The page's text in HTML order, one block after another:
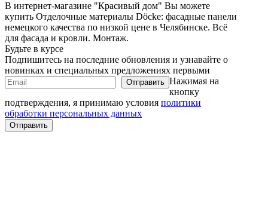
В интернет-магазине "Красивый дом" Вы можете
купить Отделочные материалы Döcke: фасадные панели
немецкого качества по низкой цене в Челябинске. Всё
для фасада и кровли. Монтаж.
Будьте в курсе
Подпишитесь на последние обновления и узнавайте о
новинках и специальных предложениях первыми
Нажимая на
кнопку
подтверждения, я принимаю условия политики
обработки персональных данных